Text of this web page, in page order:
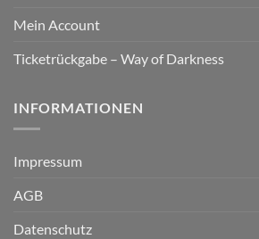
Mein Account
Ticketrückgabe – Way of Darkness
INFORMATIONEN
Impressum
AGB
Datenschutz